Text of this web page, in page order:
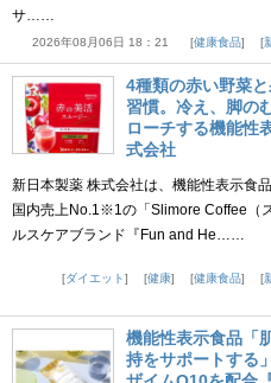
サ……
2026年08月06日 18：21 健康食品
4種類の赤い野菜
習慣。冷え、脚の
ローチする機能性
式会社
新日本製薬 株式会社は、機能性表示食
国内売上No.1※1の「Slimore Coffee（
ルスケアブランド『Fun and He……
ダイエット
健康 健康食品
機能性表示食品「
持をサポートする